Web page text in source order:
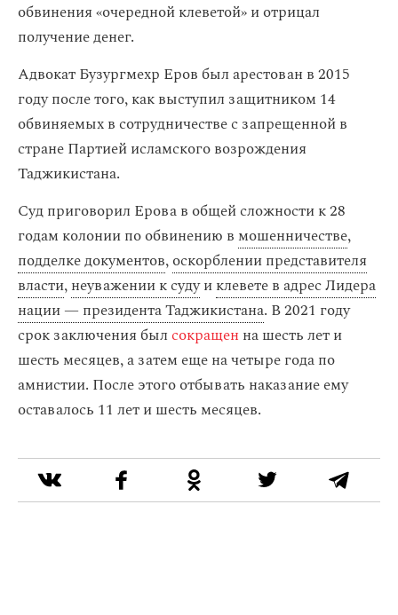
обвинения «очередной клеветой» и отрицал
получение денег.
Адвокат Бузургмехр Еров был арестован в 2015
году после того, как выступил защитником 14
обвиняемых в сотрудничестве с запрещенной в
стране Партией исламского возрождения
Таджикистана.
Суд приговорил Ерова в общей сложности к 28
годам колонии по обвинению в мошенничестве,
подделке документов,оскорблении представителя
власти,неуважении к судуиклевете в адрес Лидера
нации — президента Таджикистана. В 2021 году
срок заключения былсокращен на шесть лет и
шесть месяцев, а затем еще на четыре года по
амнистии. После этого отбывать наказание ему
оставалось 11 лет и шесть месяцев.